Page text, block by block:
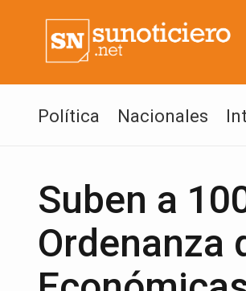
Política Nacionales
Suben a
Ordenanza